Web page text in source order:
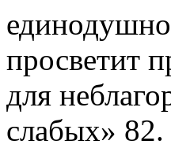
просветит
для
слабых» 82.